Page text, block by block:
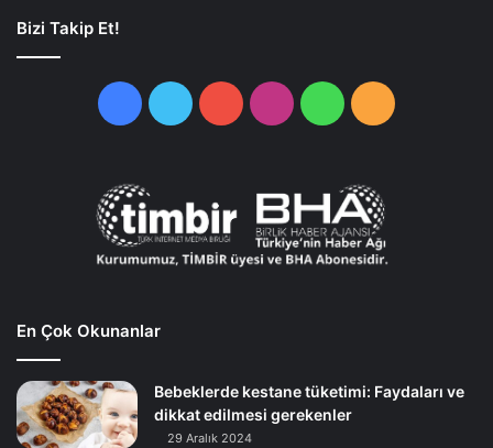
Bizi Takip Et!
FacebookTwitterYouTubeInstagramWhatsApp
RSS
En Çok Okunanlar
Bebeklerde kestane tüketimi: Faydaları ve
dikkat edilmesi gerekenler
29 Aralık 2024